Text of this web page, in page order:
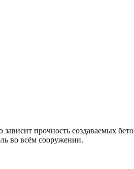
прочность создаваемых
во всём сооружении.